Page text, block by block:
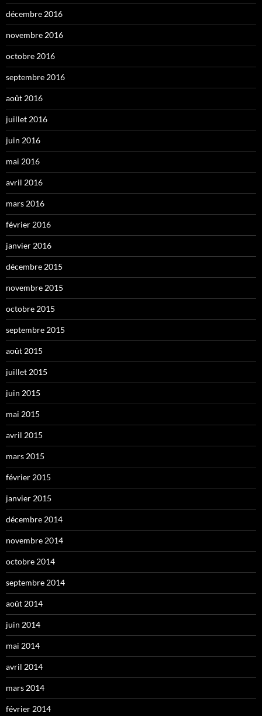
décembre 2016
novembre 2016
octobre 2016
septembre 2016
août 2016
juillet 2016
juin 2016
mai 2016
avril 2016
mars 2016
février 2016
janvier 2016
décembre 2015
novembre 2015
octobre 2015
septembre 2015
août 2015
juillet 2015
juin 2015
mai 2015
avril 2015
mars 2015
février 2015
janvier 2015
décembre 2014
novembre 2014
octobre 2014
septembre 2014
août 2014
juin 2014
mai 2014
avril 2014
mars 2014
février 2014